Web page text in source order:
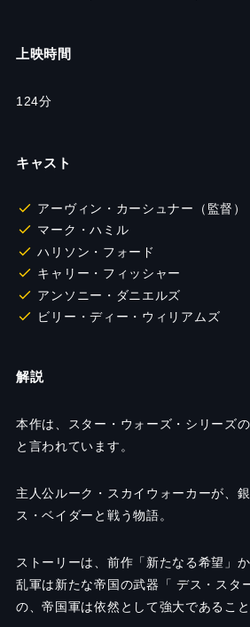
上映時間
124分
キャスト
アーヴィン・カーシュナー（監督）
マーク・ハミル
ハリソン・フォード
キャリー・フィッシャー
アンソニー・ダニエルズ
ビリー・ディー・ウィリアムズ
解説
本作は、スター・ウォーズ・シリーズ
と言われています。
主人公ルーク・スカイウォーカーが、
ス・ベイダーと戦う物語。
ストーリーは、前作「新たなる希望」
乱軍は新たな帝国の武器「 デス・スタ
の、帝国軍は依然として強大であるこ